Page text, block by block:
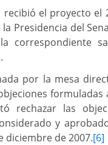
recibió el proyecto el
Presidencia del
por la mesa
rechazar las
y
diciembre de 2007.[6]